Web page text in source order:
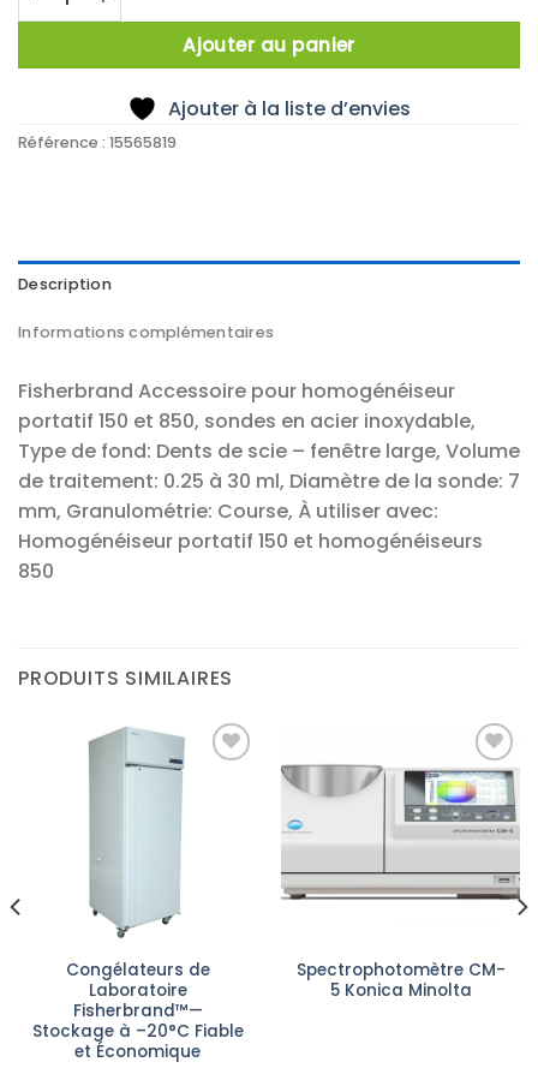
Ajouter au panier
Ajouter à la liste d’envies
Référence : 15565819
Description
Informations complémentaires
Fisherbrand Accessoire pour homogénéiseur
portatif 150 et 850, sondes en acier inoxydable,
Type de fond: Dents de scie – fenêtre large, Volume
de traitement: 0.25 à 30 ml, Diamètre de la sonde: 7
mm, Granulométrie: Course, À utiliser avec:
Homogénéiseur portatif 150 et homogénéiseurs
850
PRODUITS SIMILAIRES
Congélateurs de
Laboratoire
Fisherbrand™—
Stockage à –20°C Fiable
et Économique
Ajouter
à la liste
Spectrophotomètre CM-
5 Konica Minolta